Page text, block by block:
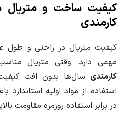
کیفیت ساخت و متریال
کارمندی
کیفیت متریال در راحتی و
مهمی دارد. وقتی متریال
کارمندی سال‌ها بدون افت
استفاده از مواد اولیه
در برابر استفاده روزمره مقاومت